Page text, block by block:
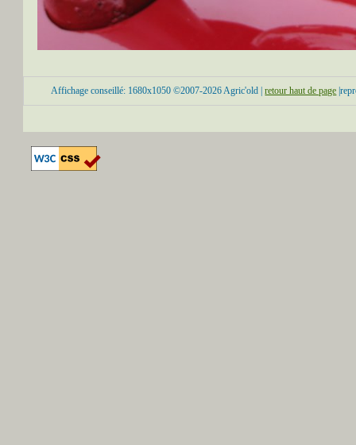
Affichage conseillé: 1680x1050 ©2007-2026 Agric'old |retour haut de page